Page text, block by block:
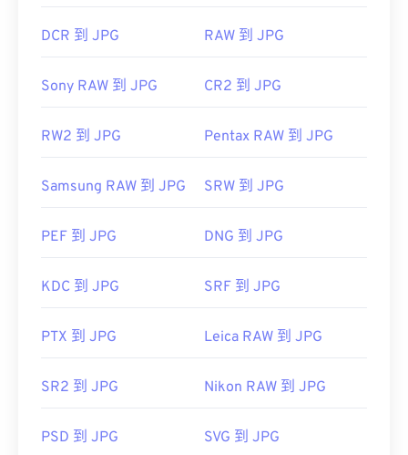
DCR 到 JPG RAW 到 JPG
Sony RAW 到 JPG CR2 到 JPG
RW2 到 JPG Pentax RAW 到 JPG
Samsung RAW 到 JPG SRW 到 JPG
PEF 到 JPG DNG 到 JPG
KDC 到 JPG SRF 到 JPG
PTX 到 JPG Leica RAW 到 JPG
SR2 到 JPG Nikon RAW 到 JPG
PSD 到 JPG SVG 到 JPG